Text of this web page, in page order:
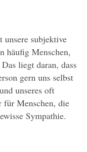
subjektive
häufig Menschen,
liegt daran, dass
gern uns selbst
unseres oft
für Menschen, die
Sympathie.